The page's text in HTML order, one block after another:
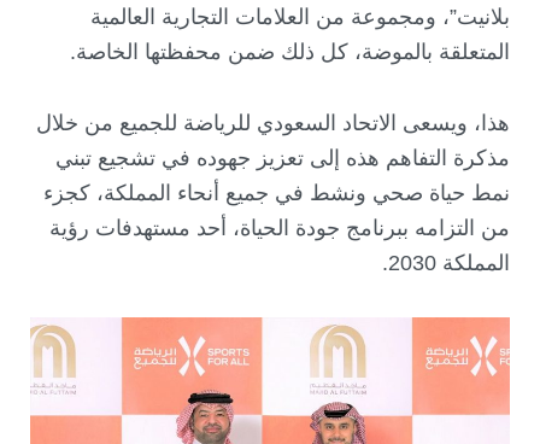
بلانيت”، ومجموعة من العلامات التجارية العالمية
المتعلقة بالموضة، كل ذلك ضمن محفظتها الخاصة.
هذا، ويسعى الاتحاد السعودي للرياضة للجميع من خلال
مذكرة التفاهم هذه إلى تعزيز جهوده في تشجيع تبني
نمط حياة صحي ونشط في جميع أنحاء المملكة، كجزء
من التزامه ببرنامج جودة الحياة، أحد مستهدفات رؤية
المملكة 2030.